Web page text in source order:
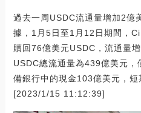
過去一周USDC流通量增加2億
據，1月5日至1月12日期間，
贖回76億美元USDC，流通量
USDC總流通量為439億美元
備銀行中的現金103億美元，短
[2023/1/15 11:12:39]